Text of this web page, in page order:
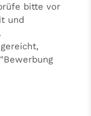
bitte vor
und